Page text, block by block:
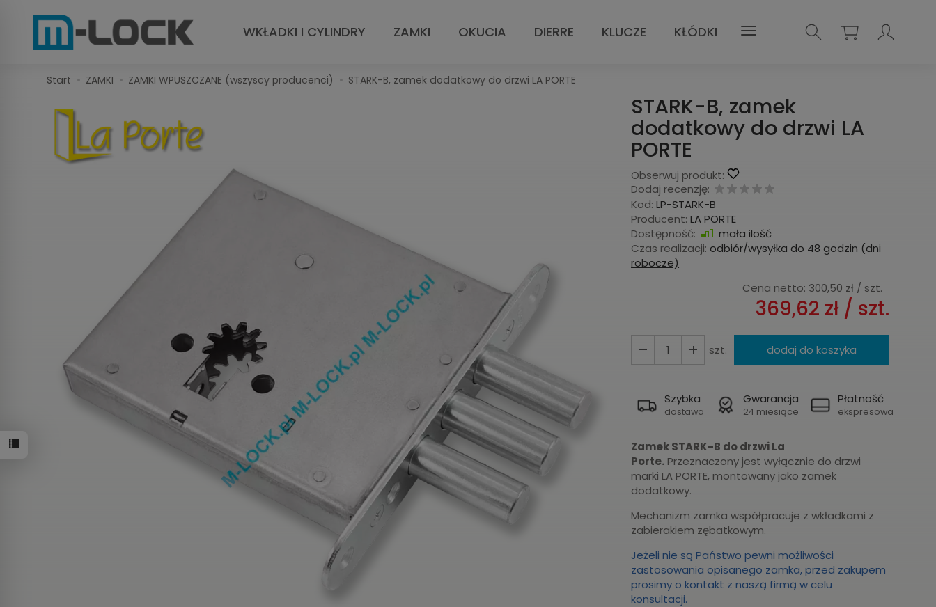
WKŁADKI I CYLINDRY ZAMKI OKUCIA DIERRE KLUCZE KŁÓDKI
Start ZAMKI ZAMKI WPUSZCZANE (wszyscy producenci) STARK-B, zamek dodatkowy do drzwi LA PORTE
STARK-B, zamek
dodatkowy do drzwi LA
PORTE
Obserwuj produkt:
Dodaj recenzję:
Kod: LP-STARK-B
Producent: LA PORTE
Dostępność:
mała ilość
Czas realizacji: odbiór/wysyłka do 48 godzin (dni
robocze)
Cena netto: 300,50 zł/ szt.
369,62 zł/ szt.
szt. dodaj do koszyka
Szybka
dostawa
Gwarancja
24 miesiące
Płatność
ekspresowa
Zamek STARK-B do drzwi La
Porte. Przeznaczony jest wyłącznie do drzwi
marki LA PORTE, montowany jako zamek
dodatkowy.
Mechanizm zamka współpracuje z wkładkami z
zabierakiem zębatkowym.
Jeżeli nie są Państwo pewni możliwości
zastosowania opisanego zamka, przed zakupem
prosimy o kontakt z naszą firmą w celu
konsultacji.